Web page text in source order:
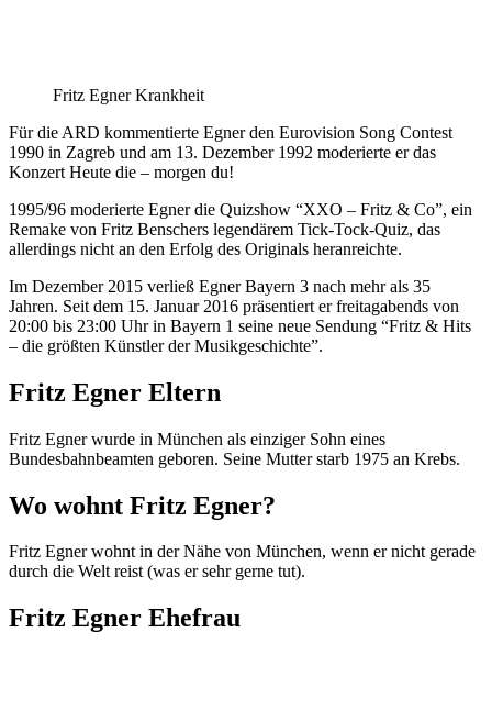
Fritz Egner Krankheit
Für die ARD kommentierte Egner den Eurovision Song Contest
1990 in Zagreb und am 13. Dezember 1992 moderierte er das
Konzert Heute die – morgen du!
1995/96 moderierte Egner die Quizshow “XXO – Fritz & Co”, ein
Remake von Fritz Benschers legendärem Tick-Tock-Quiz, das
allerdings nicht an den Erfolg des Originals heranreichte.
Im Dezember 2015 verließ Egner Bayern 3 nach mehr als 35
Jahren. Seit dem 15. Januar 2016 präsentiert er freitagabends von
20:00 bis 23:00 Uhr in Bayern 1 seine neue Sendung “Fritz & Hits
– die größten Künstler der Musikgeschichte”.
Fritz Egner Eltern
Fritz Egner wurde in München als einziger Sohn eines
Bundesbahnbeamten geboren. Seine Mutter starb 1975 an Krebs.
Wo wohnt Fritz Egner?
Fritz Egner wohnt in der Nähe von München, wenn er nicht gerade
durch die Welt reist (was er sehr gerne tut).
Fritz Egner Ehefrau